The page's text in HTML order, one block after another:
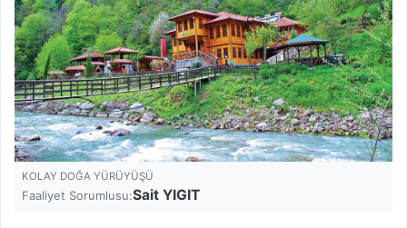
KOLAY DOĞA YÜRÜYÜŞÜ
Faaliyet Sorumlusu:Sait YIGIT